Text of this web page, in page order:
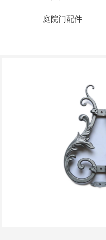
庭院门配件